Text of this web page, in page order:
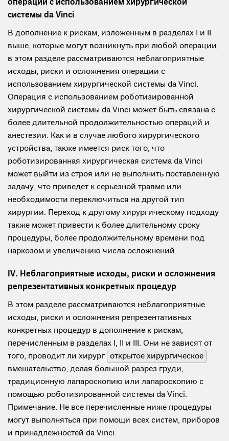
операции с использованием хирургической
системы da Vinci
В дополнение к рискам, изложенным в разделах I и II
выше, которые могут возникнуть при любой операции,
в этом разделе рассматриваются неблагоприятные
исходы, риски и осложнения операции с
использованием хирургической системы da Vinci.
Операция с использованием роботизированной
хирургической системы da Vinci может быть связана с
более длительной продолжительностью операций и
анестезии. Как и в случае любого хирургического
устройства, также имеется риск того, что
роботизированная хирургическая система da Vinci
может выйти из строя или не выполнить поставленную
задачу, что приведет к серьезной травме или
необходимости переключиться на другой тип
хирургии. Переход к другому хирургическому подходу
также может привести к более длительному сроку
процедуры, более продолжительному времени под
наркозом и увеличению числа осложнений.
IV. Неблагоприятные исходы, риски и осложнения
репрезентативных конкретных процедур
В этом разделе рассматриваются неблагоприятные
исходы, риски и осложнения репрезентативных
конкретных процедур в дополнение к рискам,
перечисленным в разделах I, II и III. Они не зависят от
того, проводит ли хирург открытое хирургическое
вмешательство, делая большой разрез груди,
традиционную лапароскопию или лапароскопию с
помощью роботизированной системы da Vinci.
Примечание. Не все перечисленные ниже процедуры
могут выполняться при помощи всех систем, приборов
и принадлежностей da Vinci.